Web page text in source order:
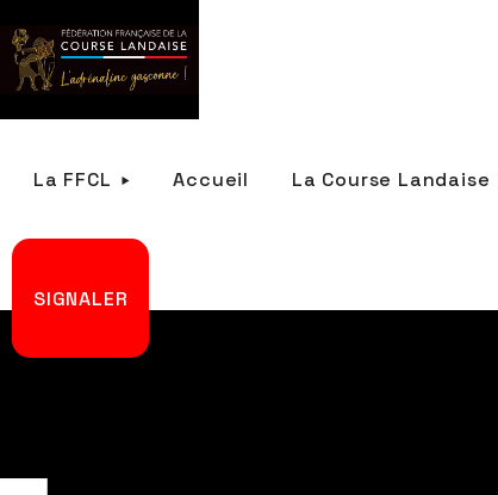
La FFCL Accueil La Course Landaise
SIGNALER